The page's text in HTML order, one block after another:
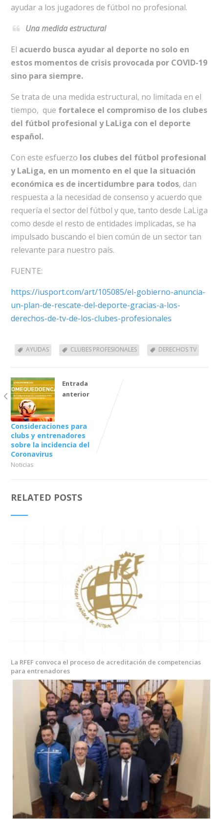
ayudar a los jugadores de fútbol no profesional.
Una medida estructural
El acuerdo busca ayudar al deporte no solo en
estos momentos de crisis provocada por COVID-19
sino para siempre.
Se trata de una medida estructural, no limitada en el
tiempo, que fortalece el compromiso de los clubes
del fútbol profesional y LaLiga con el deporte
español.
Con este esfuerzo los clubes del fútbol profesional
y LaLiga, en un momento en el que la situación
económica es de incertidumbre para todos, dan
respuesta a la necesidad de consenso y acuerdo que
requería el sector del fútbol y que, tanto desde LaLiga
como desde el resto de entidades implicadas, se ha
impulsado buscando el bien común de un sector tan
relevante para nuestro país.
FUENTE:
https://iusport.com/art/105085/el-gobierno-anuncia-
un-plan-de-rescate-del-deporte-gracias-a-los-
derechos-de-tv-de-los-clubes-profesionales
AYUDAS CLUBES PROFESIONALES DERECHOS TV
Entrada
anterior
Consideraciones para
clubs y entrenadores
sobre la incidencia del
Coronavirus
Noticias
RELATED POSTS
La RFEF convoca el proceso de acreditación de competencias
para entrenadores